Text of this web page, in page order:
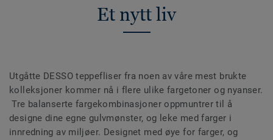
Et nytt liv
Utgåtte DESSO teppefliser fra noen av våre mest brukte
kolleksjoner kommer nå i flere ulike fargetoner og nyanser.
Tre balanserte fargekombinasjoner oppmuntrer til å
designe dine egne gulvmønster, og leke med farger i
innredning av miljøer. Designet med øye for farger, og